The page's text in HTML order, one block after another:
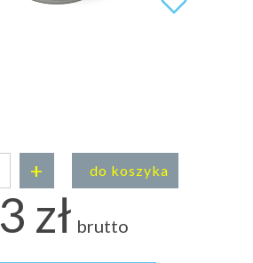
+ do koszyka
zł brutto